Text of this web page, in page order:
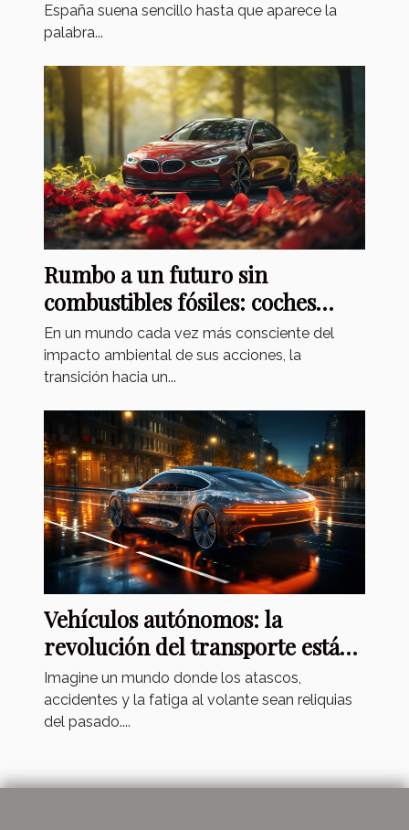
España suena sencillo hasta que aparece la
palabra...
Rumbo a un futuro sin
combustibles fósiles: coches
eléctricos
En un mundo cada vez más consciente del
impacto ambiental de sus acciones, la
transición hacia un...
Vehículos autónomos: la
revolución del transporte está
aquí
Imagine un mundo donde los atascos,
accidentes y la fatiga al volante sean reliquias
del pasado....